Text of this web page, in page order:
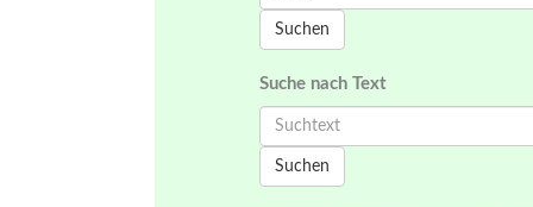
Suchen
Suche nach Text
Suchen